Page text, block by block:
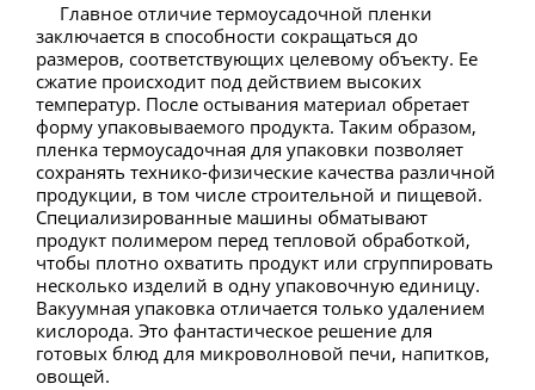
Главное отличие термоусадочной пленки
заключается в способности сокращаться до
размеров, соответствующих целевому объекту. Ее
сжатие происходит под действием высоких
температур. После остывания материал обретает
форму упаковываемого продукта. Таким образом,
пленка термоусадочная для упаковки позволяет
сохранять технико-физические качества различной
продукции, в том числе строительной и пищевой.
Специализированные машины обматывают
продукт полимером перед тепловой обработкой,
чтобы плотно охватить продукт или сгруппировать
несколько изделий в одну упаковочную единицу.
Вакуумная упаковка отличается только удалением
кислорода. Это фантастическое решение для
готовых блюд для микроволновой печи, напитков,
овощей.